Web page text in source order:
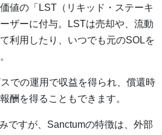
値の「LST（リキッド・ステーキ
ザーに付与。LSTは売却や、流動
利用したり、いつでも元のSOLを
での運用で収益を得られ、償還時
酬を得ることもできます。
ですが、Sanctumの特徴は、外部